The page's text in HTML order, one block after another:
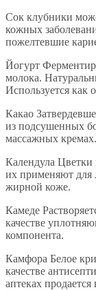
Сок клубники
кожных
пожелтевшие
Йогурт
молока.
Используется как
Какао
из подсушенных
массажных
Календула Цветки
их применяют для
жирной коже.
Камеде
качестве
компонента.
Камфора Белое
качестве
аптеках